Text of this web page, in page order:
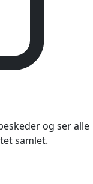
og ser alle
samlet.